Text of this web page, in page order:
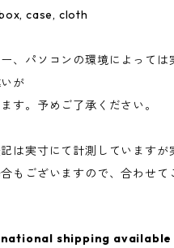
case, cloth
、パソコンの環境によっては
が
す。予めご了承ください。
は実寸にて計測していますが
もございますので、合わせて
shipping available